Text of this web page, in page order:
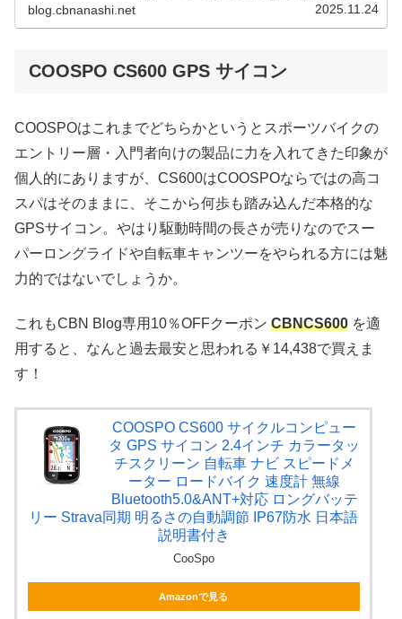
blog.cbnanashi.net 2025.11.24
COOSPO CS600 GPS サイコン
COOSPOはこれまでどちらかというとスポーツバイクの
エントリー層・入門者向けの製品に力を入れてきた印象が
個人的にありますが、CS600はCOOSPOならではの高コ
スパはそのままに、そこから何歩も踏み込んだ本格的な
GPSサイコン。やはり駆動時間の長さが売りなのでスー
パーロングライドや自転車キャンツーをやられる方には魅
力的ではないでしょうか。
これもCBN Blog専用10％OFFクーポン CBNCS600 を適
用すると、なんと過去最安と思われる￥14,438で買えま
す！
COOSPO CS600 サイクルコンピュー
タ GPS サイコン 2.4インチ カラータッ
チスクリーン 自転車 ナビ スピードメ
ーター ロードバイク 速度計 無線
Bluetooth5.0&ANT+対応 ロングバッテ
リー Strava同期 明るさの自動調節 IP67防水 日本語
説明書付き
CooSpo
Amazonで見る